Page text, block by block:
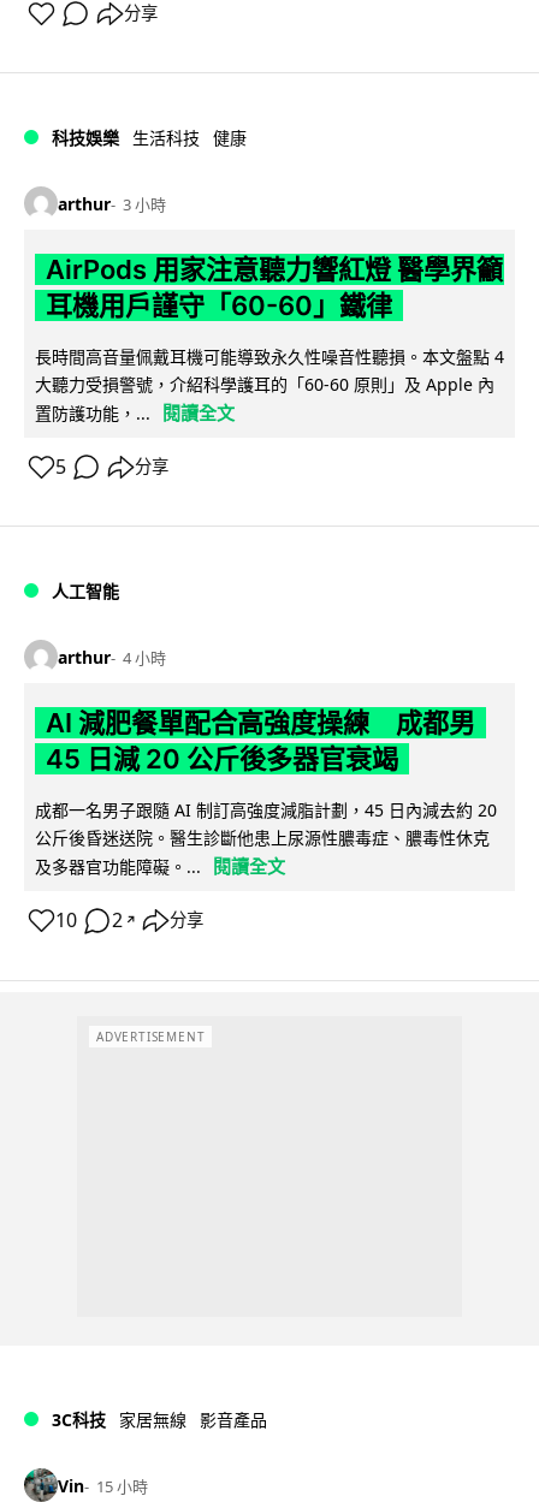
分享
科技娛樂 生活科技 健康
arthur 3 小時
AirPods 用家注意聽力響紅燈 醫學界籲
耳機用戶謹守「60-60」鐵律
長時間高音量佩戴耳機可能導致永久性噪音性聽損。本文盤點 4
大聽力受損警號，介紹科學護耳的「60-60 原則」及 Apple 內
置防護功能，...
閱讀全文
5 分享
人工智能
arthur 4 小時
AI 減肥餐單配合高強度操練 成都男
45 日減 20 公斤後多器官衰竭
成都一名男子跟隨 AI 制訂高強度減脂計劃，45 日內減去約 20
公斤後昏迷送院。醫生診斷他患上尿源性膿毒症、膿毒性休克
及多器官功能障礙。...
閱讀全文
10 2 ↗ 分享
ADVERTISEMENT
3C科技 家居無線 影音產品
Vin 15 小時